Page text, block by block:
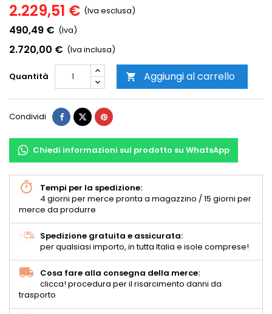
2.229,51 € (Iva esclusa)
490,49 € (Iva)
2.720,00 € (Iva inclusa)
Quantità  Aggiungi al carrello
Condividi
Chiedi informazioni sul prodotto su WhatsApp
Tempi per la spedizione:
4 giorni per merce pronta a magazzino / 15 giorni per
merce da produrre
Spedizione gratuita e assicurata:
per qualsiasi importo, in tutta Italia e isole comprese!
Cosa fare alla consegna della merce:
clicca! procedura per il risarcimento danni da
trasporto